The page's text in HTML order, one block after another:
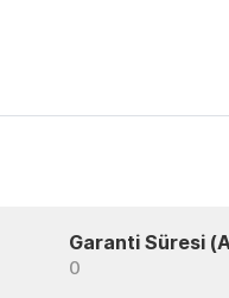
Garanti Süresi
0